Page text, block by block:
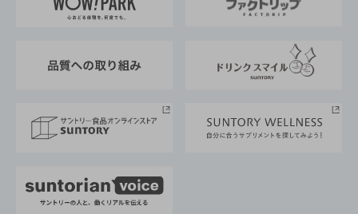
地域情報
サントリーサンバーズ大阪
サントリーが考えるサステナビリティ経営
企業概要
採用情報